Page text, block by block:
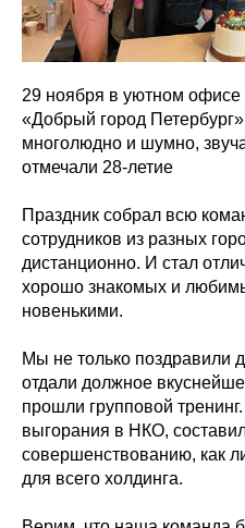
29 ноября в уютном офисе
«Добрый город
многолюдно и шумно,
отмечали 28-летие
Праздник собрал всю
сотрудников из разных
дистанционно. И стал
хорошо знакомых и
новенькими.
Мы не только поздравили
отдали должное
прошли групповой
выгорания в НКО,
совершенствованию, как
для всего холдинга.